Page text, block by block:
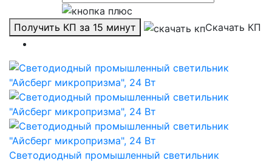
Получить КП за 15 минут Скачать КП
Светодиодный промышленный светильник